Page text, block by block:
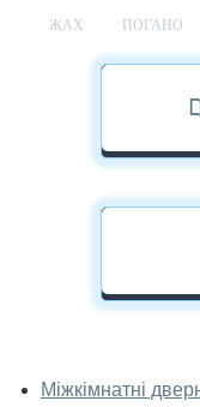
ЖАХ ПОГАНО
Міжкімнатні